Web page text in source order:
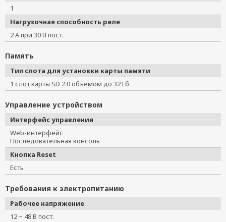
1
Нагрузочная способность реле
2 А при 30 В пост.
Память
Тип слота для установки карты памяти
1 слот карты SD 2.0 объемом до 32 Гб
Управление устройством
Интерфейс управления
Web-интерфейс
Последовательная консоль
Кнопка Reset
Есть
Требования к электропитанию
Рабочее напряжение
12 ~ 48 В пост.